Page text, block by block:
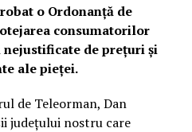
o Ordonanță de
consumatorilor
de prețuri și
ale pieței.
de Teleorman, Dan
județului nostru care